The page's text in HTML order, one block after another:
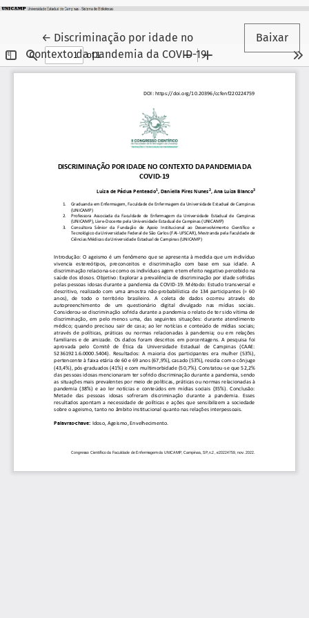
← Voltar aos Detalhes do Artigo
Discriminação por idade no
contexto da pandemia da COVID-19
Baixar